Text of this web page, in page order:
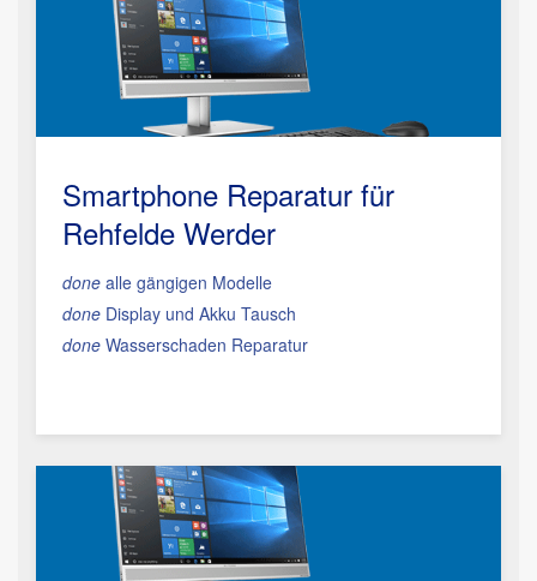
Smartphone Reparatur für
Rehfelde Werder
done alle gängigen Modelle
done Display und Akku Tausch
done Wasserschaden Reparatur